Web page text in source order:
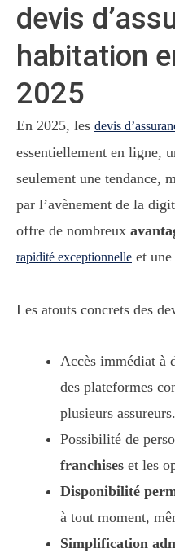
devis
habitation
2025
En 2025, les devis
essentiellement en ligne,
seulement une tendance,
par l’avènement de la
offre de nombreux
rapidité exceptionnelle et
Les atouts concrets des
Accès immédiat à
des plateformes
plusieurs assureurs.
Possibilité de
franchises et les
Disponibilité
à tout moment,
Simplification